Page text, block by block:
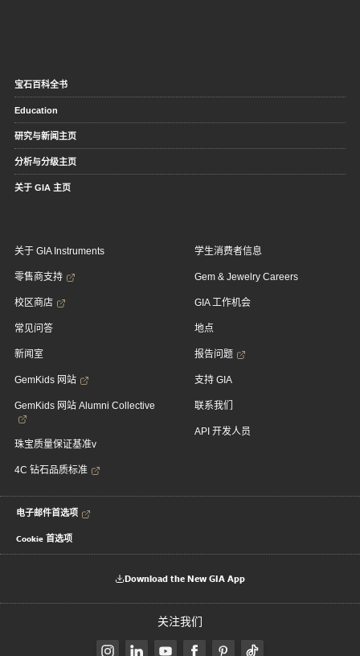
宝石百科全书
Education
研究与新闻主页
分析与分级主页
关于 GIA 主页
关于 GIA Instruments
零售商支持
校区商店
常见问答
新闻室
GemKids 网站
GemKids 网站 Alumni Collective
珠宝质量保证基准v
4C 钻石品质标准
学生消费者信息
Gem & Jewelry Careers
GIA 工作机会
地点
报告问题
支持 GIA
联系我们
API 开发人员
电子邮件首选项
Cookie 首选项
Download the New GIA App
关注我们